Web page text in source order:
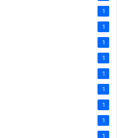
1
1
1
1
1
1
1
1
1